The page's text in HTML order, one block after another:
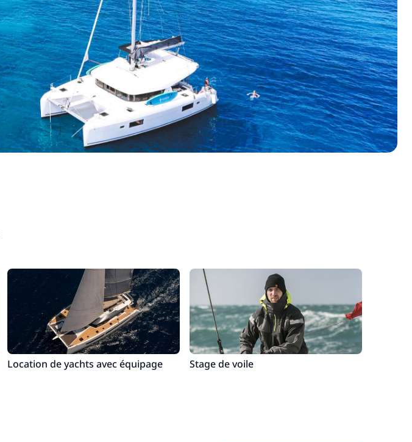
Location de yachts avec équipage Stage de voile